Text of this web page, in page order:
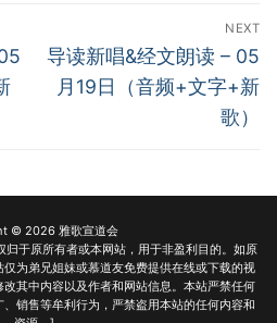
NEXT
Next
post:
导读新唱&经文朗读 – 05
月19日（音频+文字+新
歌）
© 2026 雅歌宣道会
于原所有者或本网站，用于非盈利目的。如原
为弟兄姐妹或慕道友免费提供在线或下载的视
其中内容以及作者和网站信息。本站严禁任何
销售等牟利行为，严禁盗用本站的任何内容和